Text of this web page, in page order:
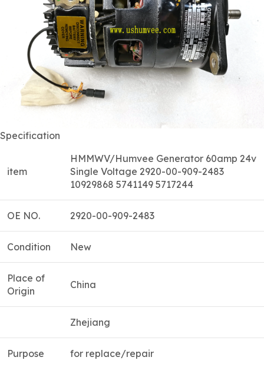
Specification
item
HMMWV/Humvee Generator 60amp 24v
Single Voltage 2920-00-909-2483
10929868 5741149 5717244
OE NO. 2920-00-909-2483
Condition New
Place of
Origin
China
Zhejiang
Purpose for replace/repair